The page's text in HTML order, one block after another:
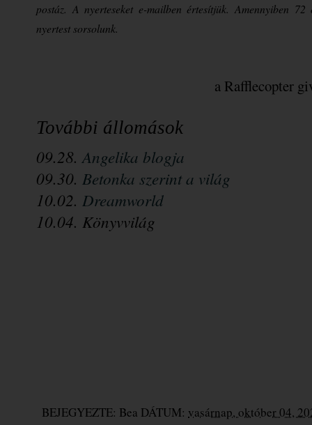
postáz. A nyerteseket e-mailben értesítjük. Amennyiben
nyertest sorsolunk.
a Rafflecopter
További állomások
09.28. Angelika blogja
09.30. Betonka szerint a világ
10.02. Dreamworld
10.04. Könyvvilág
BEJEGYEZTE: Bea DÁTUM: vasárnap, október 04,